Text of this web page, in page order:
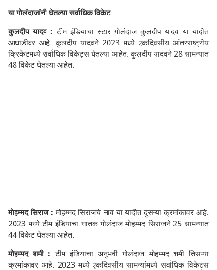
या गोलंदाजांनी घेतल्या सर्वाधिक विकेट
कुलदीप यादव : टीम इंडियाचा स्टार गोलंदाज कुलदीप यादव या यादीत
आघाडीवर आहे. कुलदीप यादवने 2023 मध्ये एकदिवसीय आंतरराष्ट्रीय
क्रिकेटमध्ये सर्वाधिक विकेट्स घेतल्या आहेत. कुलदीप यादवने 28 सामन्यात
48 विकेट घेतल्या आहेत.
मोहम्मद सिराज : मोहम्मद सिराजचे नाव या यादीत दुसऱ्या क्रमांकावर आहे.
2023 मध्ये टीम इंडियाचा घातक गोलंदाज मोहम्मद सिराजने 25 सामन्यात
44 विकेट घेतल्या आहेत.
मोहम्मद शमी : टीम इंडियाचा अनुभवी गोलंदाज मोहम्मद शमी तिसऱ्या
क्रमांकावर आहे. 2023 मध्ये एकदिवसीय सामन्यांमध्ये सर्वाधिक विकेट्स